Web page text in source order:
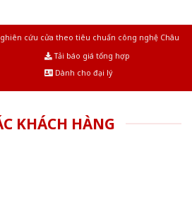
cứu cửa theo tiêu chuẩn công nghệ Châu
Tải báo giá tổng hợp
Dành cho đại lý
KHÁCH HÀNG